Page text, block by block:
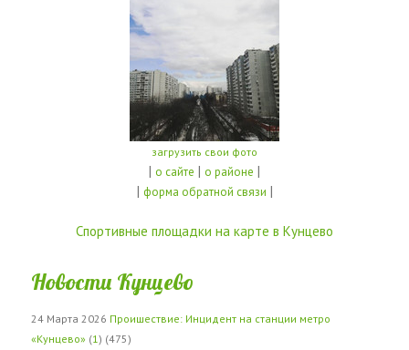
загрузить свои фото
| о сайте | о районе |
| форма обратной связи |
Спортивные площадки на карте в Кунцево
Новости Кунцево
24 Марта 2026 Проишествие: Инцидент на станции метро
«Кунцево» (1 ) (475)